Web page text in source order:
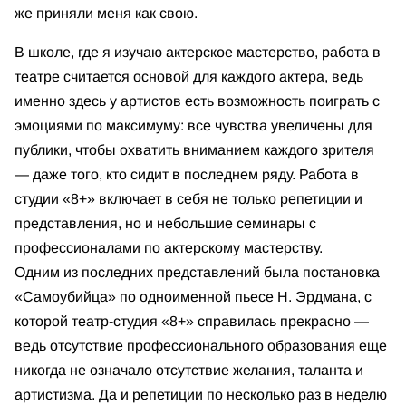
же приняли меня как свою.
В школе, где я изучаю актерское мастерство, работа в
театре считается основой для каждого актера, ведь
именно здесь у артистов есть возможность поиграть с
эмоциями по максимуму: все чувства увеличены для
публики, чтобы охватить вниманием каждого зрителя
— даже того, кто сидит в последнем ряду. Работа в
студии «8+» включает в себя не только репетиции и
представления, но и небольшие семинары с
профессионалами по актерскому мастерству.
Одним из последних представлений была постановка
«Самоубийца» по одноименной пьесе Н. Эрдмана, с
которой театр-студия «8+» справилась прекрасно —
ведь отсутствие профессионального образования еще
никогда не означало отсутствие желания, таланта и
артистизма. Да и репетиции по несколько раз в неделю